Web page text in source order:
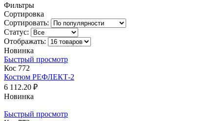
Фильтры
Сортировка
Сортировать:
Статус:
Отображать:
Новинка
Быстрый просмотр
Кос 772
Костюм РЕФЛЕКТ-2
6 112.20 ₽
Новинка
Быстрый просмотр